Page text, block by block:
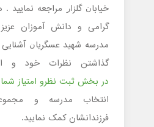
ﺧﻴﺎﺑﺎﻥ ﮔﻠﺰﺍﺭ مراجعه نمایید
گرامی و دانش آموزان
مدرسه ﺷﻬﻴﺪ ﻋﺴﮕﺮﻳﺎﻥ آشنایی
گذاشتن نظرات خود و
در بخش ثبت نظرو امتیاز شما
انتخاب مدرسه و
فرزندانشان کمک نمایید.